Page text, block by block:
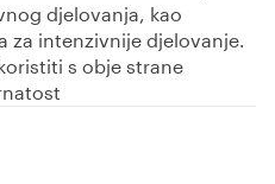
djelovanja, kao
za intenzivnije djelovanje.
s obje strane